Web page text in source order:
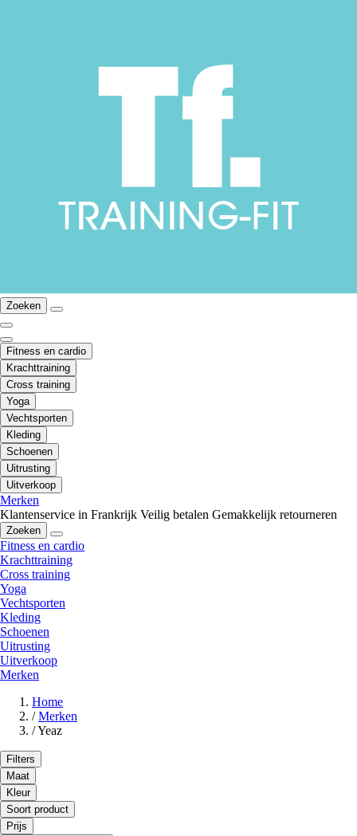
Zoeken
Fitness en cardio
Krachttraining
Cross training
Yoga
Vechtsporten
Kleding
Schoenen
Uitrusting
Uitverkoop
Merken
Klantenservice in Frankrijk Veilig betalen Gemakkelijk retourneren
Zoeken
Fitness en cardio
Krachttraining
Cross training
Yoga
Vechtsporten
Kleding
Schoenen
Uitrusting
Uitverkoop
Merken
Home
/ Merken
/Yeaz
Filters
Maat
Kleur
Soort product
Prijs